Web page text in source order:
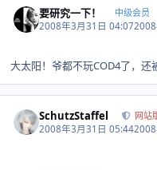
要研究一下！ 中级会员
2008年3月31日 04:07
大太阳！爷都不玩COD4了，还
SchutzStaffel 网站
2008年3月31日 05:44